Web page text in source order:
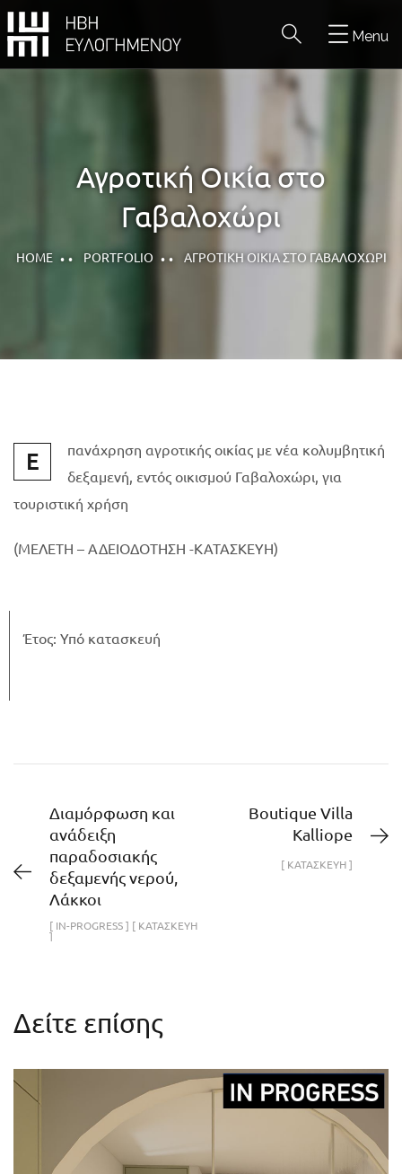
Menu
Αγροτική Οικία στο
Γαβαλοχώρι
HOME PORTFOLIO ΑΓΡΟΤΙΚΉ ΟΙΚΊΑ ΣΤΟ ΓΑΒΑΛΟΧΏΡΙ
Ε
πανάχρηση αγροτικής οικίας με νέα κολυμβητική
δεξαμενή, εντός οικισμού Γαβαλοχώρι, για
τουριστική χρήση
(ΜΕΛΕΤΗ – ΑΔΕΙΟΔΟΤΗΣΗ -ΚΑΤΑΣΚΕΥΗ)
Έτος: Υπό κατασκευή
Διαμόρφωση και
ανάδειξη
παραδοσιακής
δεξαμενής νερού,
Λάκκοι
[ IN-PROGRESS ] [ ΚΑΤΑΣΚΕΥΗ
]
Boutique Villa
Kalliope
[ ΚΑΤΑΣΚΕΥΗ ]
Δείτε επίσης